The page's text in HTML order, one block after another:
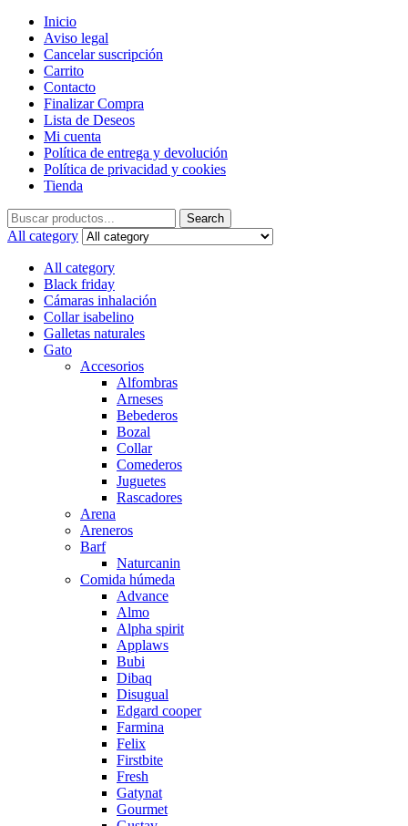
Inicio
Aviso legal
Cancelar suscripción
Carrito
Contacto
Finalizar Compra
Lista de Deseos
Mi cuenta
Política de entrega y devolución
Política de privacidad y cookies
Tienda
Search
for:
Search
All category
All category
Black friday
Cámaras inhalación
Collar isabelino
Galletas naturales
Gato
Accesorios
Alfombras
Arneses
Bebederos
Bozal
Collar
Comederos
Juguetes
Rascadores
Arena
Areneros
Barf
Naturcanin
Comida húmeda
Advance
Almo
Alpha spirit
Applaws
Bubi
Dibaq
Disugual
Edgard cooper
Farmina
Felix
Firstbite
Fresh
Gatynat
Gourmet